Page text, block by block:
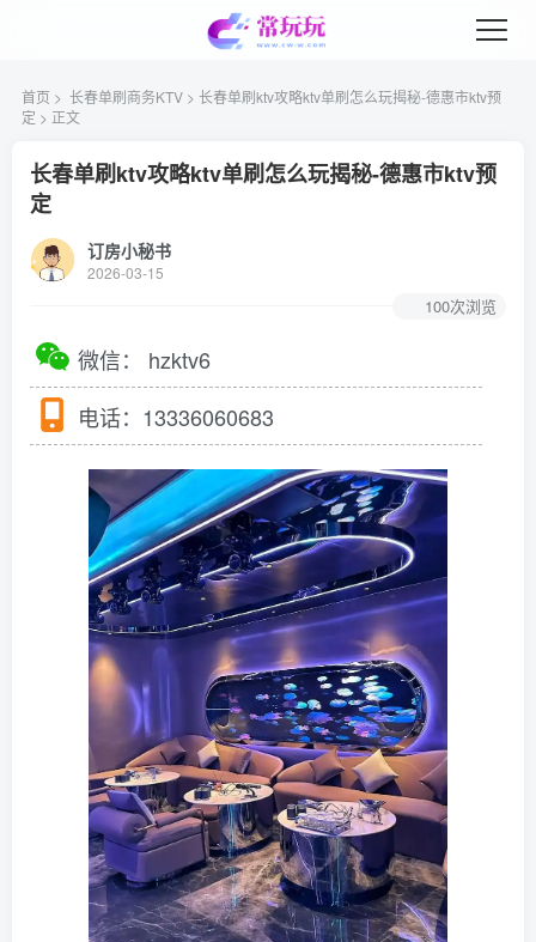
首页 > 长春单刷商务KTV > 长春单刷ktv攻略ktv单刷怎么玩揭秘-德惠市ktv预
定 > 正文
长春单刷ktv攻略ktv单刷怎么玩揭秘-德惠市ktv预
定
订房小秘书
2026-03-15
100次浏览
微信：
hzktv6
电话： 13336060683